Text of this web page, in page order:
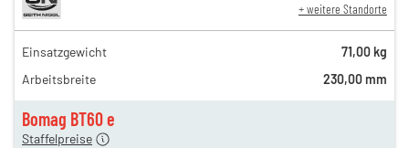
Bomag BT60 e
35,00 €
30,00 €
Staffelpreise
+ weitere Standorte
Einsatzgewicht
71,00 kg
Arbeitsbreite
230,00 mm